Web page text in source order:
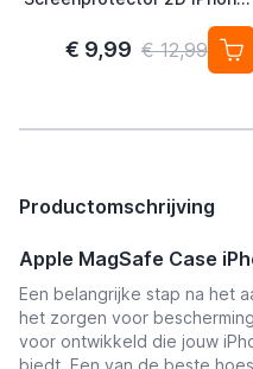
€ 9,99 € 12,99
Productomschrijving
Apple MagSafe Case
Een belangrijke stap na het
het zorgen voor
voor ontwikkeld die jouw
biedt. Een van de beste